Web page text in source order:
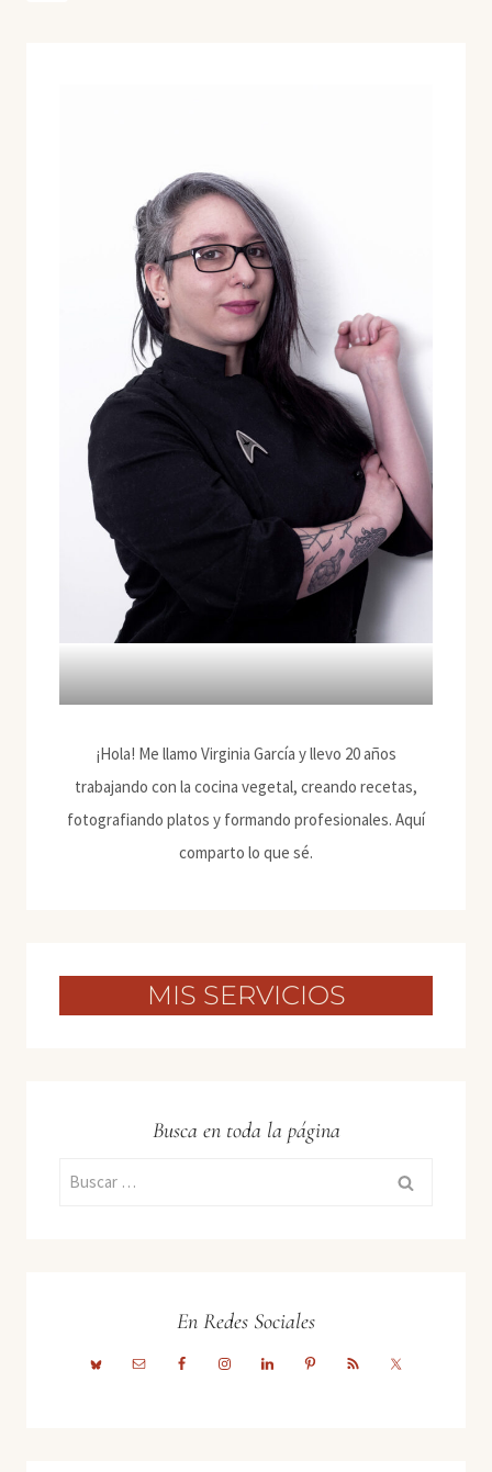
¡Hola! Me llamo Virginia García y llevo 20 años
trabajando con la cocina vegetal, creando recetas,
fotografiando platos y formando profesionales. Aquí
comparto lo que sé.
MIS SERVICIOS
Busca en toda la página
Buscar:
En Redes Sociales